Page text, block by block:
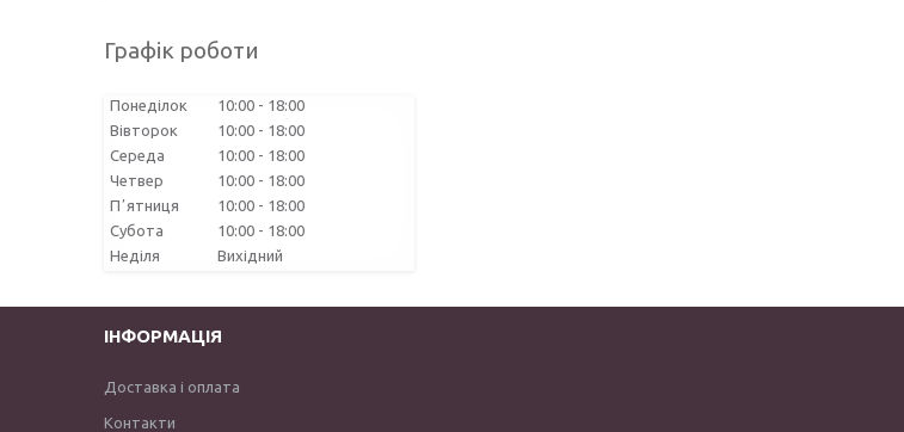
Графік роботи
Понеділок 10:00
18:00
Вівторок
10:00
18:00
Середа
10:00
18:00
Четвер
10:00
18:00
Пʼятниця
10:00
18:00
Субота
10:00
18:00
Неділя
Вихідний
ІНФОРМАЦІЯ
Доставка і оплата
Контакти